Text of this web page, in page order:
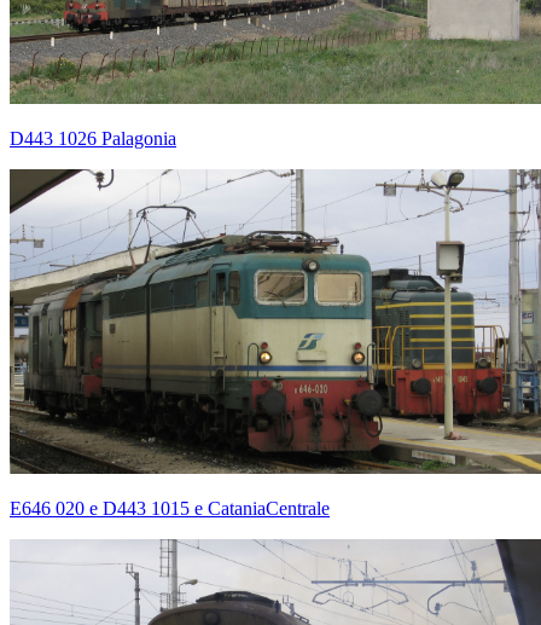
D443 1026 Palagonia
E646 020 e D443 1015 e CataniaCentrale